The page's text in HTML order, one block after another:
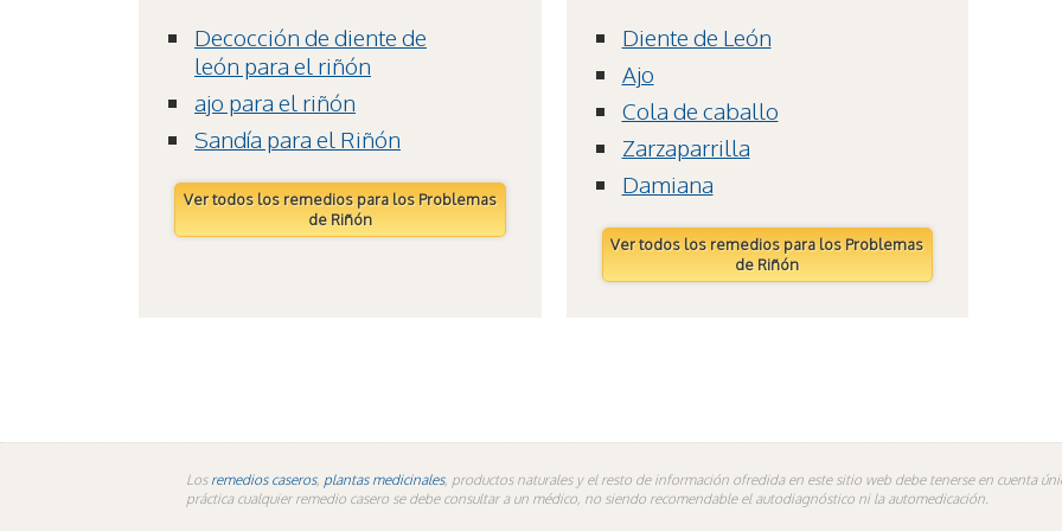
Decocción de diente de
león para el riñón
ajo para el riñón
Sandía para el Riñón
Ver todos los remedios para los Problemas
de Riñón
Diente de León
Ajo
Cola de caballo
Zarzaparrilla
Damiana
Ver todos los remedios para los Problemas
de Riñón
Los remedios caseros, plantas medicinales, productos naturales y el resto de información ofredida en este sitio web debe tenerse en cuenta
práctica cualquier remedio casero se debe consultar a un médico, no siendo recomendable el autodiagnóstico ni la automedicación.